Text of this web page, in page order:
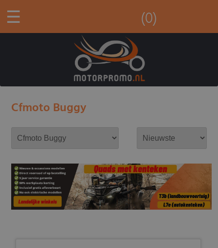
☰ (0)
Cfmoto Buggy